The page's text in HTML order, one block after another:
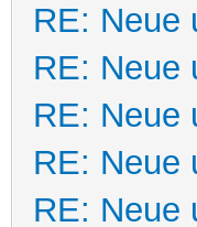
RE: Neue
RE: Neue
RE: Neue
RE: Neue
RE: Neue